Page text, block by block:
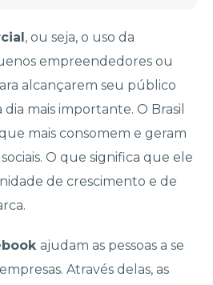
, ou seja, o uso da
empreendedores ou
alcançarem seu público
mais importante. O Brasil
mais consomem e geram
O que significa que ele
de crescimento e de
ajudam as pessoas a se
Através delas, as